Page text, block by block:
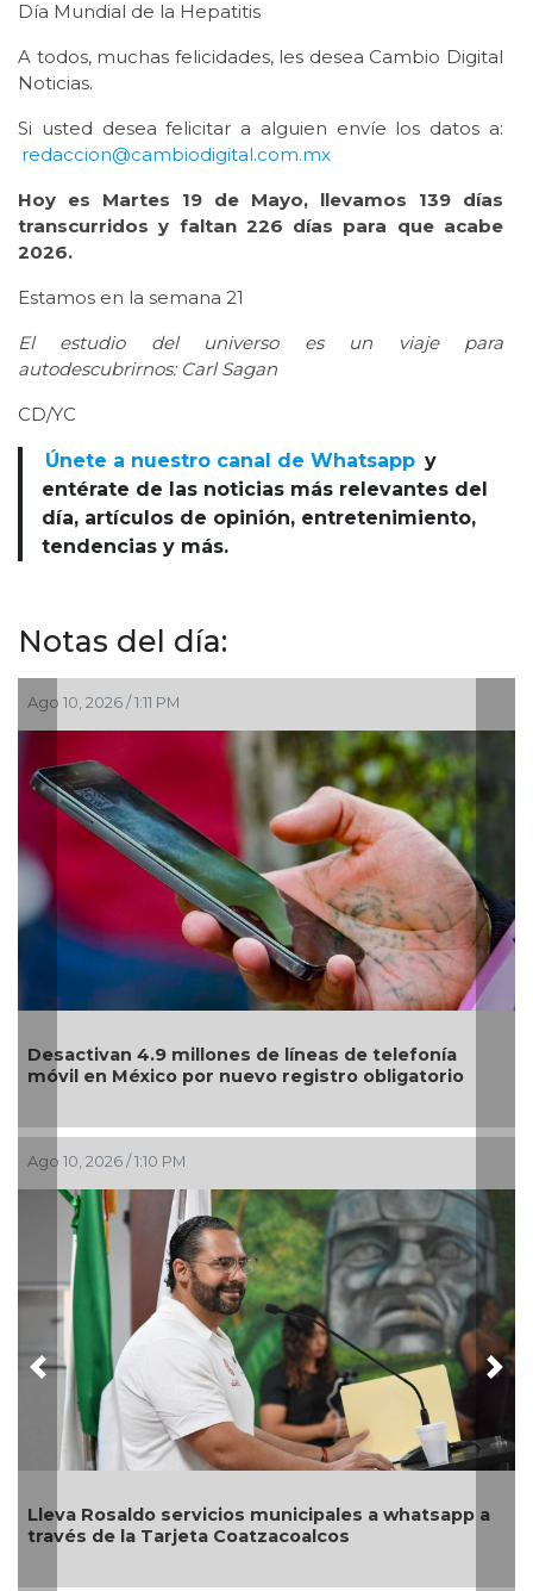
Día Mundial de la Hepatitis
A todos, muchas felicidades, les desea Cambio Digital
Noticias.
Si usted desea felicitar a alguien envíe los datos a:
redaccion@cambiodigital.com.mx
Hoy es Martes 19 de Mayo, llevamos 139 días
transcurridos y faltan 226 días para que acabe
2026.
Estamos en la semana 21
El estudio del universo es un viaje para
autodescubrirnos: Carl Sagan
CD/YC
Únete a nuestro canal de Whatsapp y
entérate de las noticias más relevantes del
día, artículos de opinión, entretenimiento,
tendencias y más.
Notas del día:
Ago 10, 2026 / 1:11 PM
Desactivan 4.9 millones de líneas de telefonía
móvil en México por nuevo registro obligatorio
Ago 10, 2026 / 1:10 PM
Lleva Rosaldo servicios municipales a whatsapp a
través de la Tarjeta Coatzacoalcos
Previous